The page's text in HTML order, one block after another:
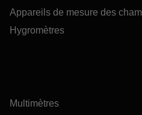
Appareils de mesure des
Hygromètres
Multimètres